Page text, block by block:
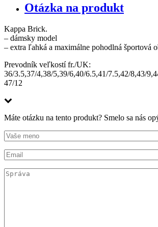
Otázka na produkt
Kappa Brick.
– dámsky model
– extra ľahká a maximálne pohodlná športová
Prevodník veľkostí fr./UK:
36/3.5,37/4,38/5,39/6,40/6.5,41/7.5,42/8,43/
47/12
Máte otázku na tento produkt? Smelo sa nás